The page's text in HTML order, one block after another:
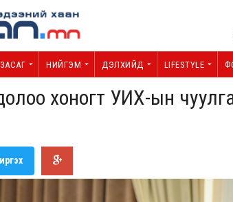
НИЙГЭМ ДЭЛХИЙД LIFESTYLE
хоногт УИХ-ын